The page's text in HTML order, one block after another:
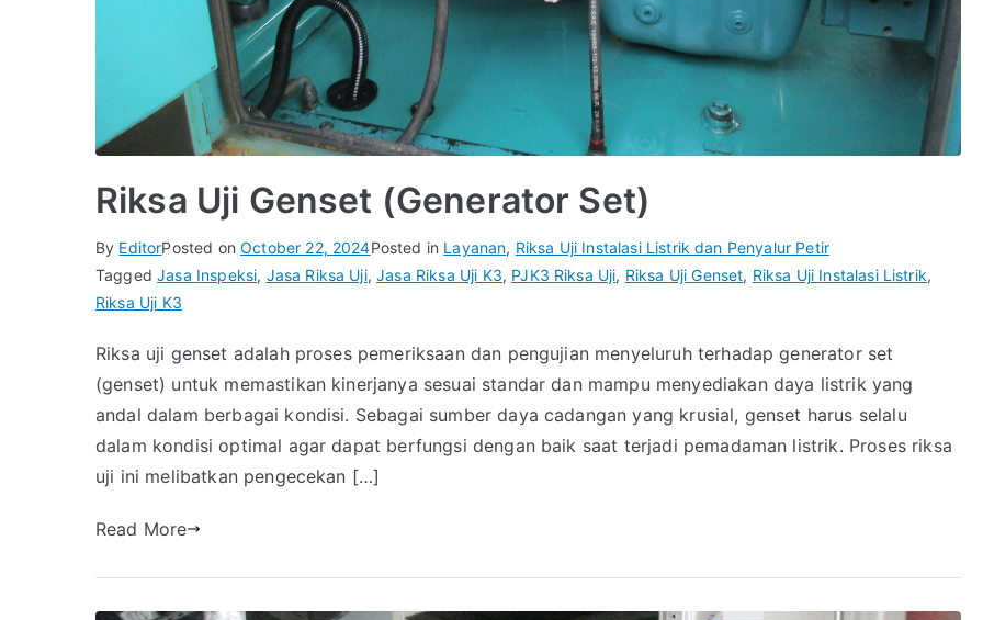
Riksa Uji Genset (Generator Set)
By EditorPosted onOctober 22, 2024Posted in Layanan, Riksa Uji Instalasi Listrik dan Penyalur Petir
TaggedJasa Inspeksi, Jasa Riksa Uji,Jasa Riksa Uji K3, PJK3 Riksa Uji, Riksa Uji Genset, Riksa Uji Instalasi Listrik,
Riksa Uji K3
Riksa uji genset adalah proses pemeriksaan dan pengujian menyeluruh terhadap generator set
(genset) untuk memastikan kinerjanya sesuai standar dan mampu menyediakan daya listrik yang
andal dalam berbagai kondisi. Sebagai sumber daya cadangan yang krusial, genset harus selalu
dalam kondisi optimal agar dapat berfungsi dengan baik saat terjadi pemadaman listrik. Proses riksa
uji ini melibatkan pengecekan […]
Read More